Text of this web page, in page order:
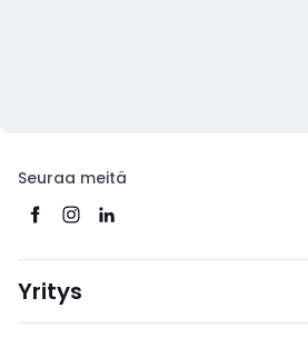
Seuraa meitä
Yritys